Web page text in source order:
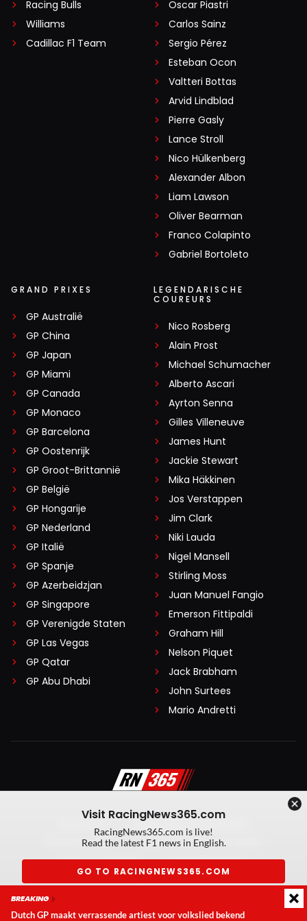
Racing Bulls
Williams
Cadillac F1 Team
Oscar Piastri
Carlos Sainz
Sergio Pérez
Esteban Ocon
Valtteri Bottas
Arvid Lindblad
Pierre Gasly
Lance Stroll
Nico Hülkenberg
Alexander Albon
Liam Lawson
Oliver Bearman
Franco Colapinto
Gabriel Bortoleto
GRAND PRIXES
GP Australië
GP China
GP Japan
GP Miami
GP Canada
GP Monaco
GP Barcelona
GP Oostenrijk
GP Groot-Brittannië
GP België
GP Hongarije
GP Nederland
GP Italië
GP Spanje
GP Azerbeidzjan
GP Singapore
GP Verenigde Staten
GP Las Vegas
GP Qatar
GP Abu Dhabi
LEGENDARISCHE
COUREURS
Nico Rosberg
Alain Prost
Michael Schumacher
Alberto Ascari
Ayrton Senna
Gilles Villeneuve
James Hunt
Jackie Stewart
Mika Häkkinen
Jos Verstappen
Jim Clark
Niki Lauda
Nigel Mansell
Stirling Moss
Juan Manuel Fangio
Emerson Fittipaldi
Graham Hill
Nelson Piquet
Jack Brabham
John Surtees
Mario Andretti
Algemene voorwaarden
Privacy Policy
Created by On Your Marks
Privacy manager
Kansspeluitingen
Visit RacingNews365.com
RacingNews365.com is live!
Read the latest F1 news in English.
GO TO RACINGNEWS365.COM
BREAKING
Dutch GP maakt verrassende artiest voor volkslied bekend